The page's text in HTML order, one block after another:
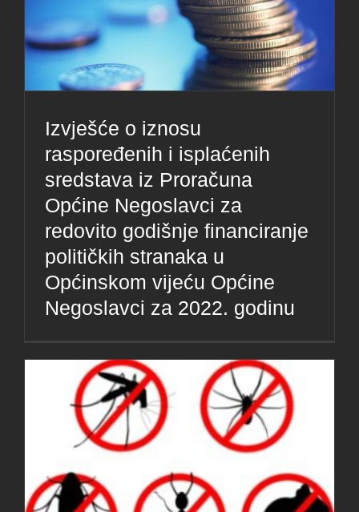
Izvješće o iznosu
raspoređenih i isplaćenih
sredstava iz Proračuna
Općine Negoslavci za
redovito godišnje financiranje
političkih stranaka u
Općinskom vijeću Općine
Negoslavci za 2022. godinu